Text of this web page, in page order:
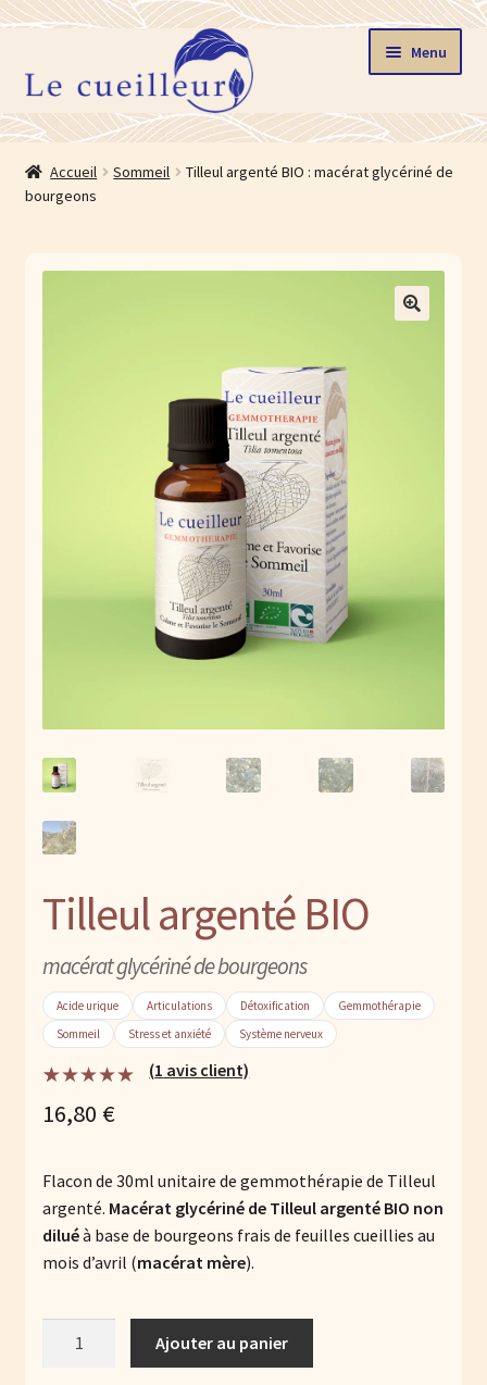
la
navigation
contenu
Menu
Accueil
Boutique
enfant
Stages de gemmothérapie
Accueil Sommeil
Tilleul argenté BIO : macérat glycériné de
bourgeons
Tilleul argenté BIO
macérat glycériné de bourgeons
Acide urique Articulations Détoxification
Gemmothérapie
Sommeil
Stress et anxiété Système nerveux
5 basé sur
client
(1 avis client)
16,80 €
Flacon de 30ml unitaire de gemmothérapie de Tilleul
argenté. Macérat glycériné de Tilleul argenté BIO non
diluéà base de bourgeons frais de feuilles cueillies au
mois d’avril (macérat mère).
Ajouter au panier